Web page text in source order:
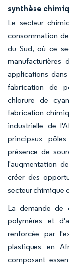
synthèse
Le secteur
consommation
du Sud, où ce
manufacturières
applications
fabrication de
chlorure de
fabrication
industrielle de
principaux
présence de
l'augmentation
créer des
secteur chimique
La demande de
polymères et
renforcée par
plastiques en
composant